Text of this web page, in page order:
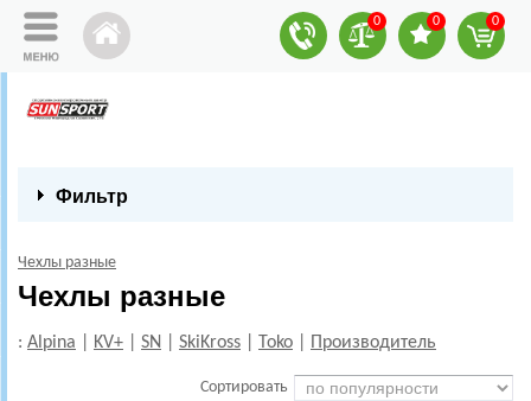
0 0 0
Фильтр
Чехлы разные
Чехлы разные
: Alpina KV+ SN SkiKross Toko Производитель
Сортировать